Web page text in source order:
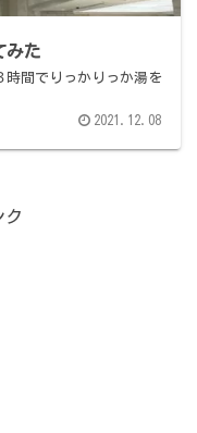
みた
時間でりっかりっか湯を
2021.12.08
ク